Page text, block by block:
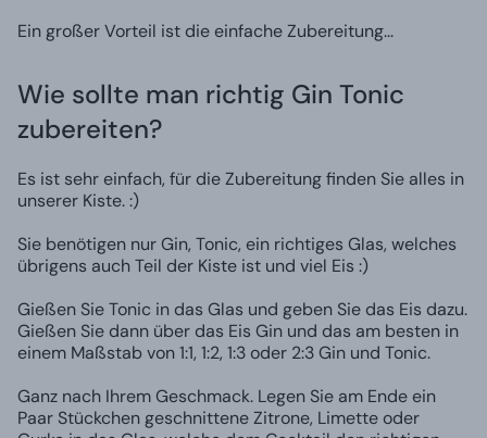
Ein großer Vorteil ist die einfache Zubereitung...
Wie sollte man richtig Gin Tonic
zubereiten?
Es ist sehr einfach, für die Zubereitung finden Sie alles in
unserer Kiste. :)
Sie benötigen nur Gin, Tonic, ein richtiges Glas, welches
übrigens auch Teil der Kiste ist und viel Eis :)
Gießen Sie Tonic in das Glas und geben Sie das Eis dazu.
Gießen Sie dann über das Eis Gin und das am besten in
einem Maßstab von 1:1, 1:2, 1:3 oder 2:3 Gin und Tonic.
Ganz nach Ihrem Geschmack. Legen Sie am Ende ein
Paar Stückchen geschnittene Zitrone, Limette oder